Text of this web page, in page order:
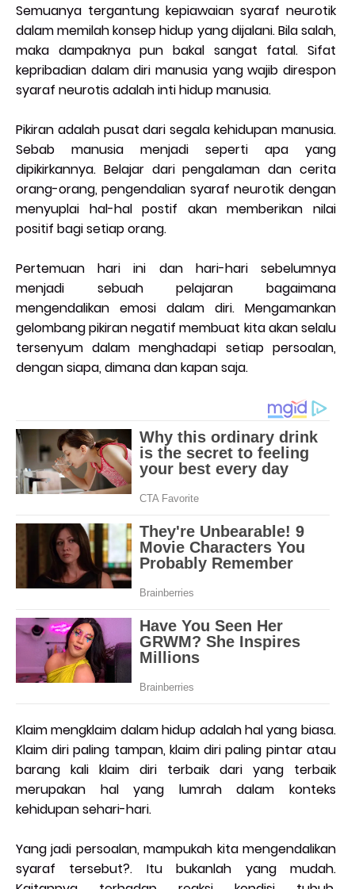
Semuanya tergantung kepiawaian syaraf neurotik
dalam memilah konsep hidup yang dijalani. Bila salah,
maka dampaknya pun bakal sangat fatal. Sifat
kepribadian dalam diri manusia yang wajib direspon
syaraf neurotis adalah inti hidup manusia.
Pikiran adalah pusat dari segala kehidupan manusia.
Sebab manusia menjadi seperti apa yang
dipikirkannya. Belajar dari pengalaman dan cerita
orang-orang, pengendalian syaraf neurotik dengan
menyuplai hal-hal postif akan memberikan nilai
positif bagi setiap orang.
Pertemuan hari ini dan hari-hari sebelumnya
menjadi sebuah pelajaran bagaimana
mengendalikan emosi dalam diri. Mengamankan
gelombang pikiran negatif membuat kita akan selalu
tersenyum dalam menghadapi setiap persoalan,
dengan siapa, dimana dan kapan saja.
Klaim mengklaim dalam hidup adalah hal yang biasa.
Klaim diri paling tampan, klaim diri paling pintar atau
barang kali klaim diri terbaik dari yang terbaik
merupakan hal yang lumrah dalam konteks
kehidupan sehari-hari.
Yang jadi persoalan, mampukah kita mengendalikan
syaraf tersebut?. Itu bukanlah yang mudah.